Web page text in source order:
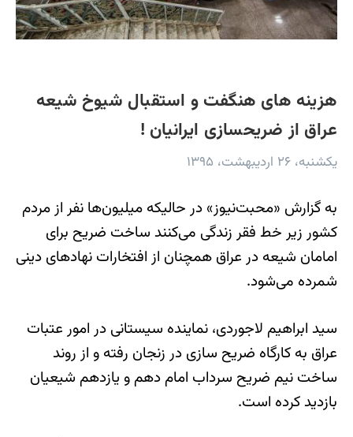
هزینه های هنگفت و استقبال شیوخ شیعه
عراق از ضریح‎سازی‌ ایرانیان !
یکشنبه، ۲۶ اردیبهشت، ۱۳۹۵
به گزارش «محبت‌نیوز» در حالیکه میلیون‌ها نفر از مردم
کشور زیر خط فقر زندگی می‌کنند ساخت ضریح برای
امامان شیعه در عراق همچنان از افتخارات نهادهای دینی
شمرده می‌شود.
سید ابراهیم لاجوردی، نماینده سیستانی در امور عتبات
عراق به کارگاه ضریح سازی در زنجان رفته و از روند
ساخت نیم ضریح سرداب امام دهم و یازدهم شیعیان
بازدید کرده است.